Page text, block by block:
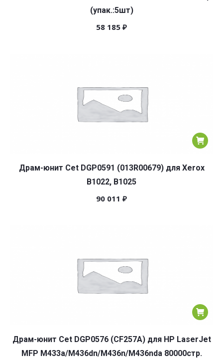
(упак.:5шт)
58 185 ₽
Драм-юнит Cet DGP0591 (013R00679) для Xerox
B1022, B1025
90 011 ₽
Драм-юнит Cet DGP0576 (CF257A) для HP LaserJet
MFP M433a/M436dn/M436n/M436nda 80000стр.